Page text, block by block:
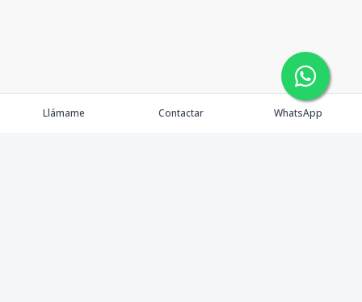
Llámame Contactar WhatsApp